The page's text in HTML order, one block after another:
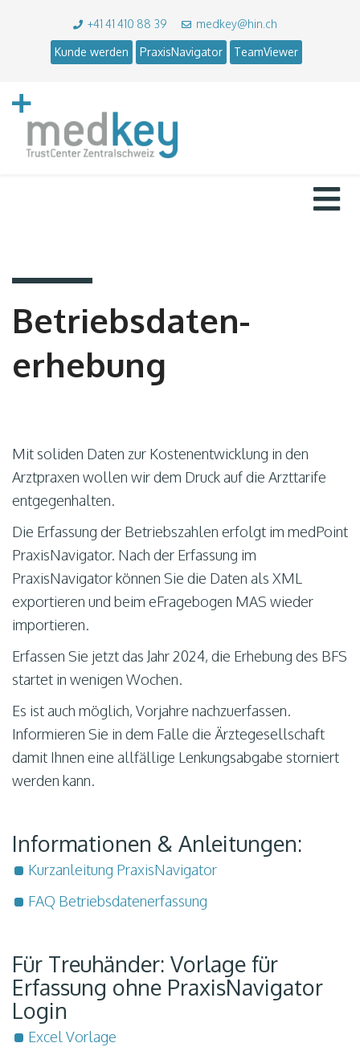
+41 41 410 88 39 medkey@hin.ch
Kunde werden PraxisNavigator TeamViewer
Betriebsdaten­
erhebung
Mit soliden Daten zur Kostenentwicklung in den
Arztpraxen wollen wir dem Druck auf die Arzttarife
entgegenhalten.
Die Erfassung der Betriebszahlen erfolgt im medPoint
PraxisNavigator. Nach der Erfassung im
PraxisNavigator können Sie die Daten als XML
exportieren und beim eFragebogen MAS wieder
importieren.
Erfassen Sie jetzt das Jahr 2024, die Erhebung des BFS
startet in wenigen Wochen.
Es ist auch möglich, Vorjahre nachzuerfassen.
Informieren Sie in dem Falle die Ärztegesellschaft
damit Ihnen eine allfällige Lenkungsabgabe storniert
werden kann.
Informationen & Anleitungen:
Kurzanleitung PraxisNavigator
FAQ Betriebsdatenerfassung
Für Treuhänder: Vorlage für
Erfassung ohne PraxisNavigator
Login
Excel Vorlage